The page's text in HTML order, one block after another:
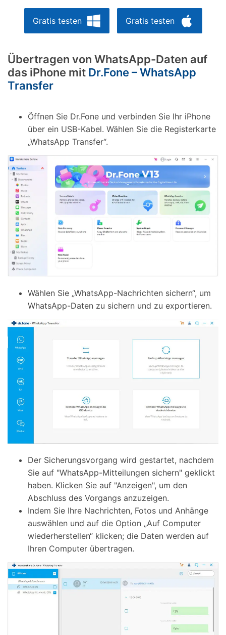
Gratis testen Gratis testen
Übertragen von WhatsApp-Daten auf
das iPhone mit Dr.Fone – WhatsApp
Transfer
Öffnen Sie Dr.Fone und verbinden Sie Ihr iPhone
über ein USB-Kabel. Wählen Sie die Registerkarte
„WhatsApp Transfer“.
Wählen Sie „WhatsApp-Nachrichten sichern“, um
WhatsApp-Daten zu sichern und zu exportieren.
Der Sicherungsvorgang wird gestartet, nachdem
Sie auf "WhatsApp-Mitteilungen sichern" geklickt
haben. Klicken Sie auf "Anzeigen", um den
Abschluss des Vorgangs anzuzeigen.
Indem Sie Ihre Nachrichten, Fotos und Anhänge
auswählen und auf die Option „Auf Computer
wiederherstellen“ klicken; die Daten werden auf
Ihren Computer übertragen.